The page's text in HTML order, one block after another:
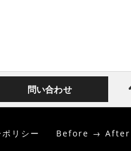
問い合わせ
リシー
Before → After